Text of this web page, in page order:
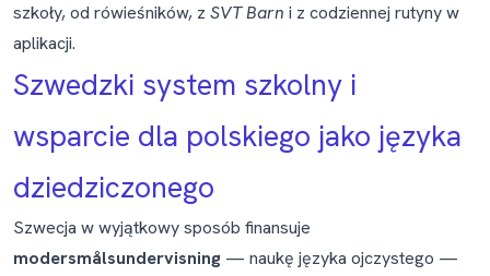
szkoły, od rówieśników, z SVT Barn i z codziennej rutyny w
aplikacji.
Szwedzki system szkolny i
wsparcie dla polskiego jako języka
dziedziczonego
Szwecja w wyjątkowy sposób finansuje
modersmålsundervisning — naukę języka ojczystego —